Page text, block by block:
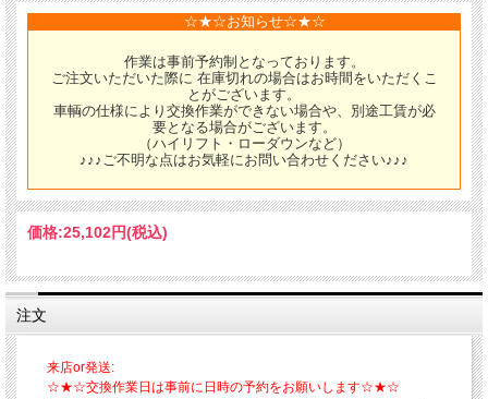
☆★☆お知らせ☆★☆
作業は事前予約制となっております。
ご注文いただいた際に 在庫切れの場合はお時間をいただくこ
とがございます。
車輌の仕様により交換作業ができない場合や、別途工賃が必
要となる場合がございます。
（ハイリフト・ローダウンなど）
♪♪♪ご不明な点はお気軽にお問い合わせください♪♪♪
価格:25,102円(税込)
注文
来店or発送:
☆★☆交換作業日は事前に日時の予約をお願いします☆★☆